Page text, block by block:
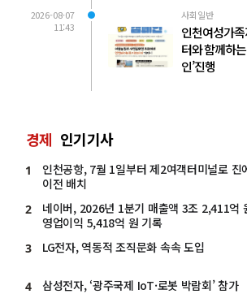
2026-08-07
11:43
사회일반
인천여성가
터와 함께하
인’진행
경제 인기기사
1
인천공항, 7월 1일부터 제2여객터미널로 진
이전 배치
2
네이버, 2026년 1분기 매출액 3조 2,411억
영업이익 5,418억 원 기록
3 LG전자, 역동적 조직문화 속속 도입
4 삼성전자, ‘광주국제 IoT·로봇 박람회’ 참가